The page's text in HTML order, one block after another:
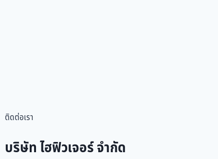
ติดต่อเรา
บริษัท ไฮฟิวเจอร์ จำกัด